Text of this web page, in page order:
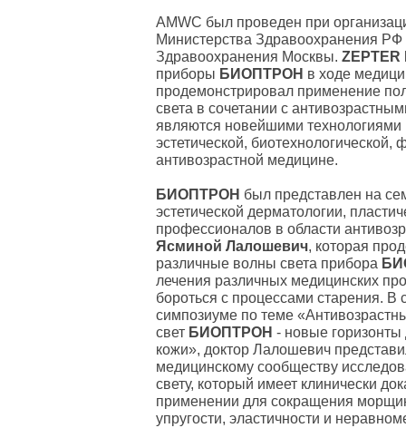
AMWC был проведен при
Министерства Здравоохранения
Здравоохранения Москвы. ZEPTER
приборы БИОПТРОН в ходе
продемонстрировал применение
света в сочетании с
являются новейшими
эстетической, биотехнологической,
антивозрастной медицине.
БИОПТРОН был представлен на
эстетической дерматологии,
профессионалов в области
Ясминой Лалошевич, которая
различные волны света прибора
лечения различных медицинских
бороться с процессами старения. В
симпозиуме по теме
свет БИОПТРОН - новые
кожи», доктор Лалошевич
медицинскому сообществу
свету, который имеет клинически
применении для сокращения
упругости, эластичности и